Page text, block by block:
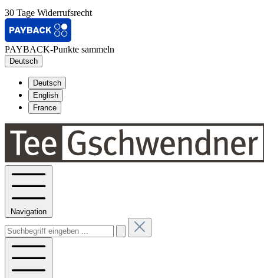
30 Tage Widerrufsrecht
PAYBACK-Punkte sammeln
Deutsch
Deutsch
English
France
Navigation